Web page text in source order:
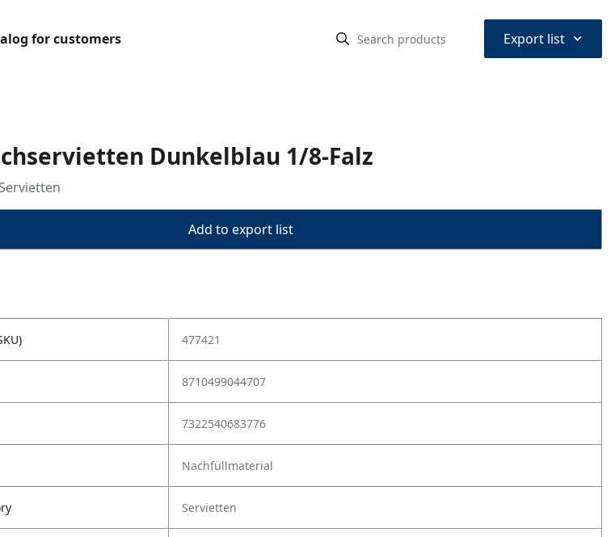
for customers Export list ⌃
Dunkelblau 1/8-Falz
Add to export list
477421
8710499044707
7322540683776
Nachfüllmaterial
Servietten